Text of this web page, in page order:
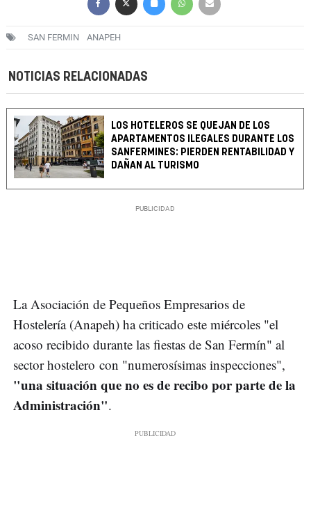
SAN FERMIN ANAPEH
NOTICIAS RELACIONADAS
LOS HOTELEROS SE QUEJAN DE LOS
APARTAMENTOS ILEGALES DURANTE LOS
SANFERMINES: PIERDEN RENTABILIDAD Y
DAÑAN AL TURISMO
La Asociación de Pequeños Empresarios de
Hostelería (Anapeh) ha criticado este miércoles "el
acoso recibido durante las fiestas de San Fermín" al
sector hostelero con "numerosísimas inspecciones",
"una situación que no es de recibo por parte de la
Administración".